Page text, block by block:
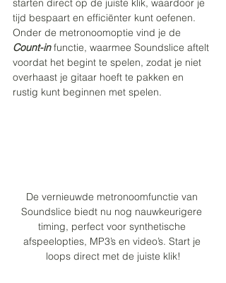
starten direct op de juiste klik, waardoor je
tijd bespaart en efficiënter kunt oefenen.
Onder de metronoomoptie vind je de
Count-in functie, waarmee Soundslice aftelt
voordat het begint te spelen, zodat je niet
overhaast je gitaar hoeft te pakken en
rustig kunt beginnen met spelen.
De vernieuwde metronoomfunctie van
Soundslice biedt nu nog nauwkeurigere
timing, perfect voor synthetische
afspeelopties, MP3’s en video’s. Start je
loops direct met de juiste klik!